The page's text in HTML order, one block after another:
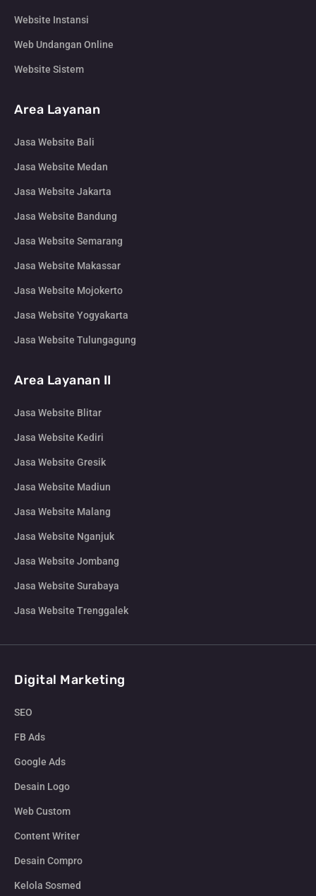
Website Instansi
Web Undangan Online
Website Sistem
Area Layanan
Jasa Website Bali
Jasa Website Medan
Jasa Website Jakarta
Jasa Website Bandung
Jasa Website Semarang
Jasa Website Makassar
Jasa Website Mojokerto
Jasa Website Yogyakarta
Jasa Website Tulungagung
Area Layanan II
Jasa Website Blitar
Jasa Website Kediri
Jasa Website Gresik
Jasa Website Madiun
Jasa Website Malang
Jasa Website Nganjuk
Jasa Website Jombang
Jasa Website Surabaya
Jasa Website Trenggalek
Digital Marketing
SEO
FB Ads
Google Ads
Desain Logo
Web Custom
Content Writer
Desain Compro
Kelola Sosmed